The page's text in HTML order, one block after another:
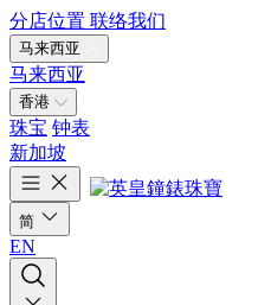
分店位置 联络我们
马来西亚
马来西亚
香港
珠宝 钟表
新加坡
简
EN